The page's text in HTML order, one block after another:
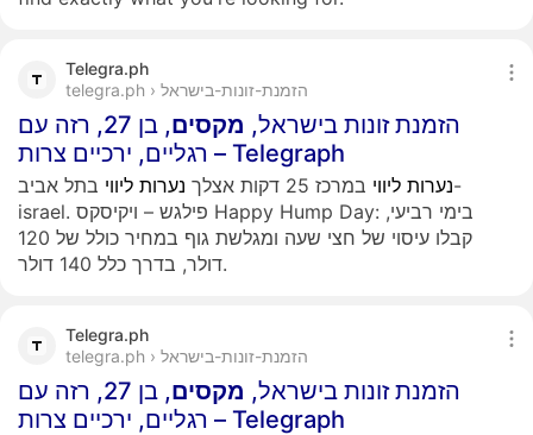
Telegra.ph
telegra.ph › הזמנת-זונות-בישראל
הזמנת זונות בישראל, מקסים
, בן 27, רזה עם
רגליים, ירכיים צרות – Telegraph
נערות ליווי במרכז 25 דקות אצלך נערות ליווי בתל אביב-
israel. פילגש – ויקיסקס Happy Hump Day: בימי רביעי,
קבלו עיסוי של חצי שעה ומגלשת גוף במחיר כולל של 120
דולר, בדרך כלל 140 דולר.
Telegra.ph
telegra.ph › הזמנת-זונות-בישראל
הזמנת זונות בישראל, מקסים
, בן 27, רזה עם
רגליים, ירכיים צרות – Telegraph